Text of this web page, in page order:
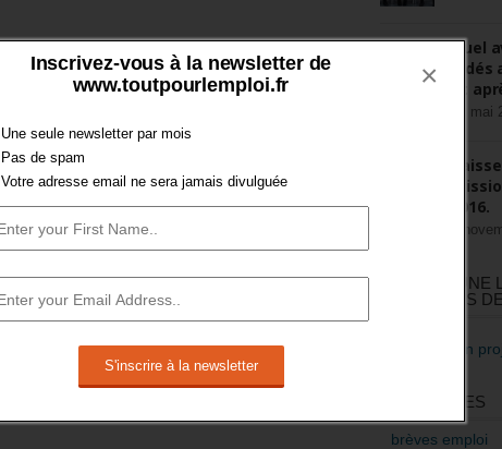
Inscrivez-vous à la newsletter de
www.toutpourlemploi.fr
Une seule newsletter par mois
Pas de spam
Votre adresse email ne sera jamais divulguée
×
Quel
et
22 mai
2016.
3
RÉDIGEZ UNE
POLITIQUES
>Décrire mon
CATÉGORIES
brèves emploi